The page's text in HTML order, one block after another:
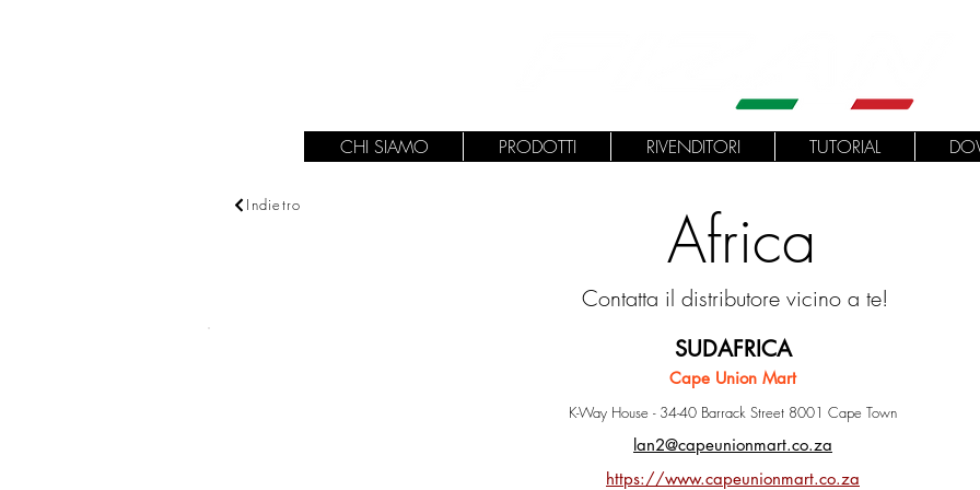
CHI SIAMO PRODOTTI RIVENDITORI TUTORIAL
Africa
Indietro
Contatta il distributore vicino a te!
SUDAFRICA
Cape Union Mart
K-Way House - 34-40 Barrack Street 8001 Cape Town
lan2@capeunionmart.co.za
https://www.capeunionmart.co.za